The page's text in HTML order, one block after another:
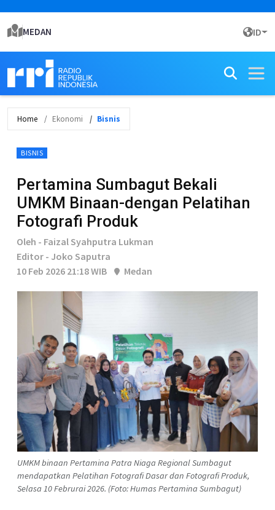
MEDAN ID
Home Ekonomi Bisnis
BISNIS
Pertamina Sumbagut Bekali
UMKM Binaan-dengan Pelatihan
Fotografi Produk
Oleh - Faizal Syahputra Lukman
Editor - Joko Saputra
10 Feb 2026 21:18 WIB
Medan
UMKM binaan Pertamina Patra Niaga Regional Sumbagut
mendapatkan Pelatihan Fotografi Dasar dan Fotografi Produk,
Selasa 10 Februrai 2026. (Foto: Humas Pertamina Sumbagut)